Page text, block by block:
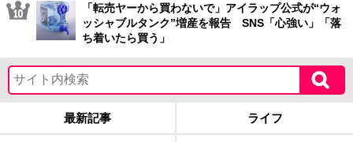
「転売ヤーから買わないで」アイラップ公式が“ウォ
ッシャブルタンク”増産を報告 SNS「心強い」「落
ち着いたら買う」
最新記事 ライフ